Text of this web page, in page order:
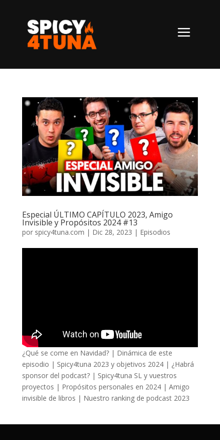
a
Especial ÚLTIMO CAPÍTULO 2023, Amigo
Invisible y Propósitos 2024 #13
por spicy4tuna.com | Dic 28, 2023 | Episodios
¿Qué se come en Navidad? | Dinámica de este
episodio | Spicy4tuna 2023 y objetivos 2024 | ¿Habrá
sponsor del podcast? | Spicy4tuna SL y vuestros
proyectos | Propósitos personales en 2024 | Amigo
invisible de libros | Nuestro ranking de podcast 2023